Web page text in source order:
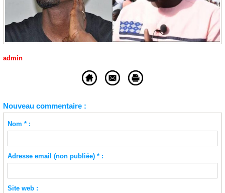
admin
Nouveau commentaire :
Nom * :
Adresse email (non publiée) * :
Site web :